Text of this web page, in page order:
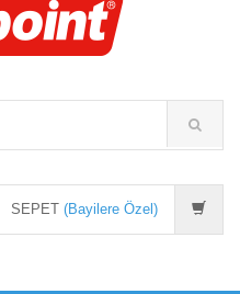
SEPET (Bayilere Özel)